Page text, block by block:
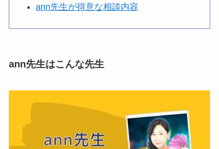
ann先生が得意な相談内容
ann先生はこんな先生